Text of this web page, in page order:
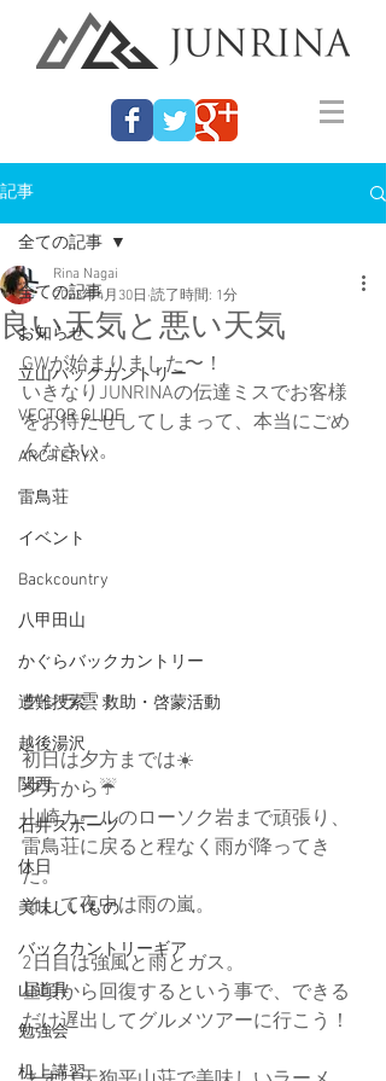
記事
全ての記事
お知らせ
立山バックカントリー
VECTOR GLIDE
ARC'TERYX
雷鳥荘
イベント
Backcountry
八甲田山
かぐらバックカントリー
遭難捜索・救助・啓蒙活動
越後湯沢
関西
石井スポーツ
休日
美味しいもの
バックカントリーギア
山道具
勉強会
机上講習
全ての記事
良い天気と悪い天気
Rina Nagai
2023年4月30日 読了時間: 1分
GWが始まりました〜！
いきなりJUNRINAの伝達ミスでお客様
をお待たせしてしまって、本当にごめ
んなさい。
クジラ雲！
初日は夕方までは☀️
夕方から☔️
山崎カールのローソク岩まで頑張り、
雷鳥荘に戻ると程なく雨が降ってき
た。
そして夜中は雨の嵐。
2日目は強風と雨とガス。
昼頃から回復するという事で、できる
だけ遅出してグルメツアーに行こう！